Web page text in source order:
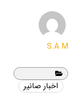
S.A M
اخبار صانیر